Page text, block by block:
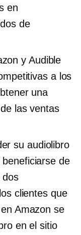
en
de
y Audible
a los
una
las ventas
su audiolibro
de
dos
clientes que
Amazon se
en el sitio